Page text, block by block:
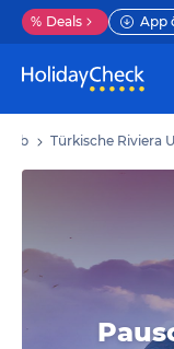
% Deals App
Türkische Riviera